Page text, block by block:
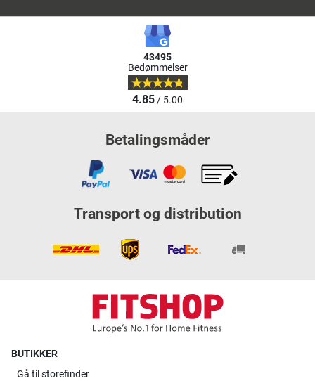
43495
Bedømmelser
4.85/ 5.00
Betalingsmåder
Transport og distribution
BUTIKKER
Gå til storefinder